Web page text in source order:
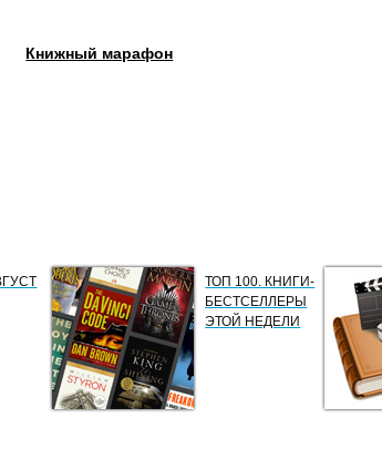
Книжный марафон
ТОП 100. КНИГИ-
БЕСТСЕЛЛЕРЫ
ЭТОЙ НЕДЕЛИ